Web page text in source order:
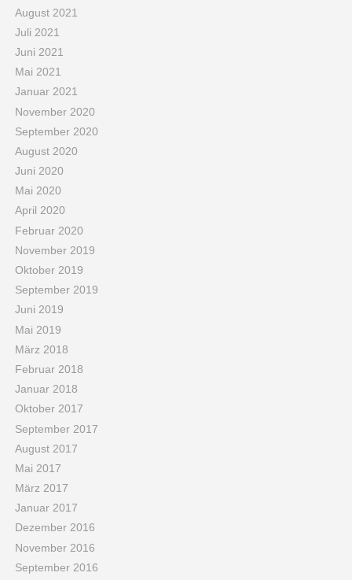
August 2021
Juli 2021
Juni 2021
Mai 2021
Januar 2021
November 2020
September 2020
August 2020
Juni 2020
Mai 2020
April 2020
Februar 2020
November 2019
Oktober 2019
September 2019
Juni 2019
Mai 2019
März 2018
Februar 2018
Januar 2018
Oktober 2017
September 2017
August 2017
Mai 2017
März 2017
Januar 2017
Dezember 2016
November 2016
September 2016